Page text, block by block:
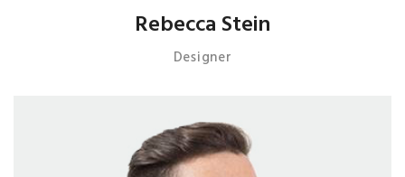
Rebecca Stein
Designer